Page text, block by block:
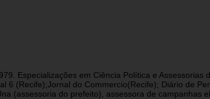
Especializações em Ciência Política e
(Recife);Jornal do Commercio(Recife); Diário de
(assessoria do prefeito), assessora de campanhas